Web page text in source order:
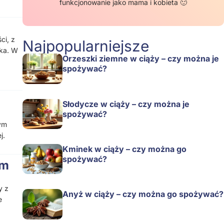
z
W
z
funkcjonowanie jako mama i kobieta 🙂
Najpopularniejsze
Orzeszki ziemne w ciąży – czy można je
spożywać?
Słodycze w ciąży – czy można je
spożywać?
Kminek w ciąży – czy można go
spożywać?
Anyż w ciąży – czy można go spożywać?